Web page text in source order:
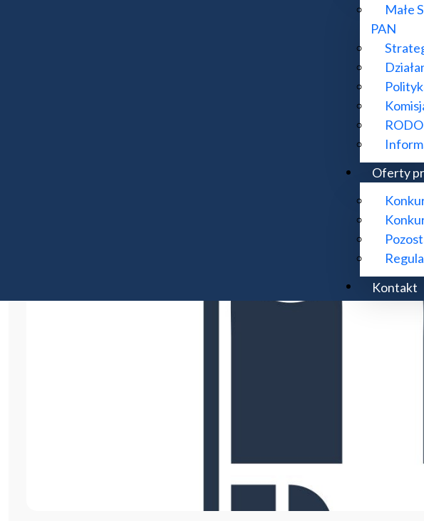
Małe
PAN
RODO
Oferty
Kontakt
Sześciu nowych doktorantów dołącza do zespołu IM PAN